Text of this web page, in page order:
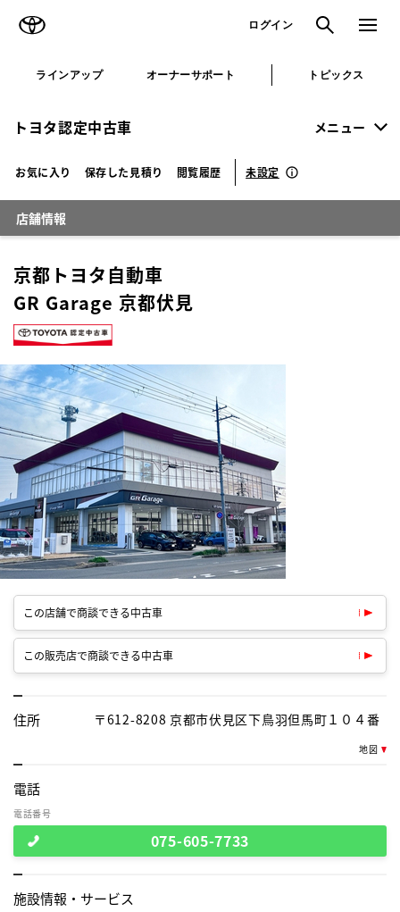
ログイン 検索 メニュ
ラインアップ オーナーサポート トピックス
トヨタ認定中古車 メニュー
お気に入り 保存した見積り 閲覧履歴 未設定
店舗情報
京都トヨタ自動車
GR Garage 京都伏見
この店舗で商談できる中古車
この販売店で商談できる中古車
住所 〒612-8208 京都市伏見区下鳥羽但馬町１０４番
地図
電話
電話番号
075-605-7733
施設情報・ サービス